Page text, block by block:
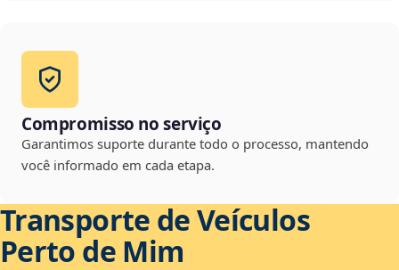
Compromisso no serviço
Garantimos suporte durante todo o processo, mantendo
você informado em cada etapa.
Transporte de Veículos
Perto de Mim